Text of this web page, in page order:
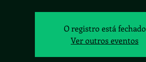
O registro está fechado
Ver outros eventos